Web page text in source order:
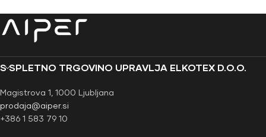
S SPLETNO TRGOVINO UPRAVLJA ELKOTEX D.O.O.
Magistrova 1, 1000 Ljubljana
prodaja@aiper.si
+386 1 583 79 10